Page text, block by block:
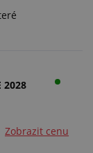
2028
Zobrazit cenu